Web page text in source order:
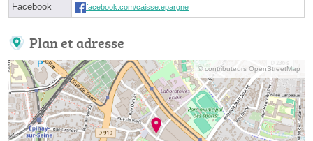
Facebook facebook.com/caisse.epargne
Plan et adresse
© contributeurs OpenStreetMap